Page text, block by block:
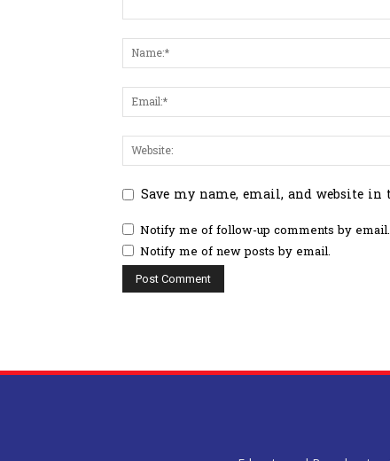
Save my name, email, and website
Notify me of follow-up comments by email.
Notify me of new posts by email.